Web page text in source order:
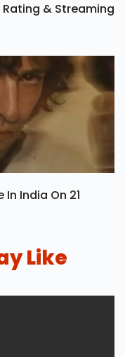
Rating & Streaming
In India On 21
Like